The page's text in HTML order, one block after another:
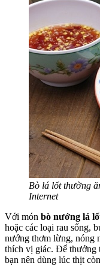
Bò lá lốt thường
Internet
Với món bò nướng lá
hoặc các loại rau sống,
nướng thơm lừng, nóng
thích vị giác. Để thưởng
bạn nên dùng lúc thịt